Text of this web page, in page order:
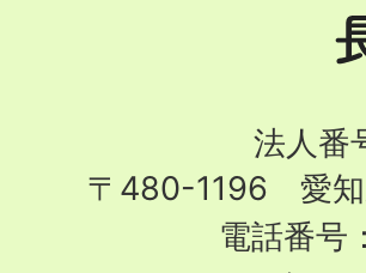
手
市
法人
〒480-1196 愛知
電話番号